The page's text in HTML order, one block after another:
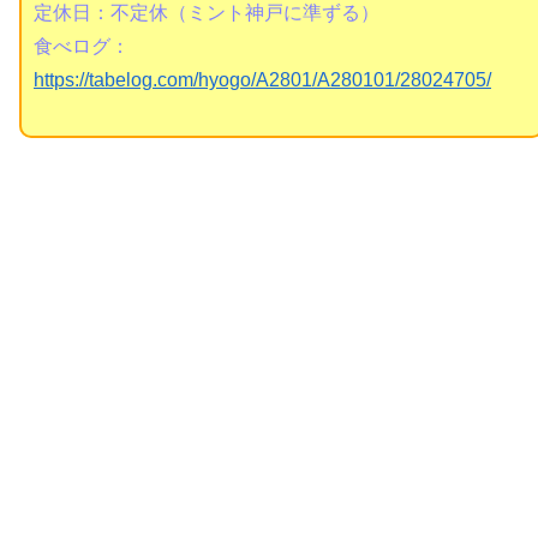
定休日：不定休（ミント神戸に準ずる）
食べログ：
https://tabelog.com/hyogo/A2801/A280101/28024705/